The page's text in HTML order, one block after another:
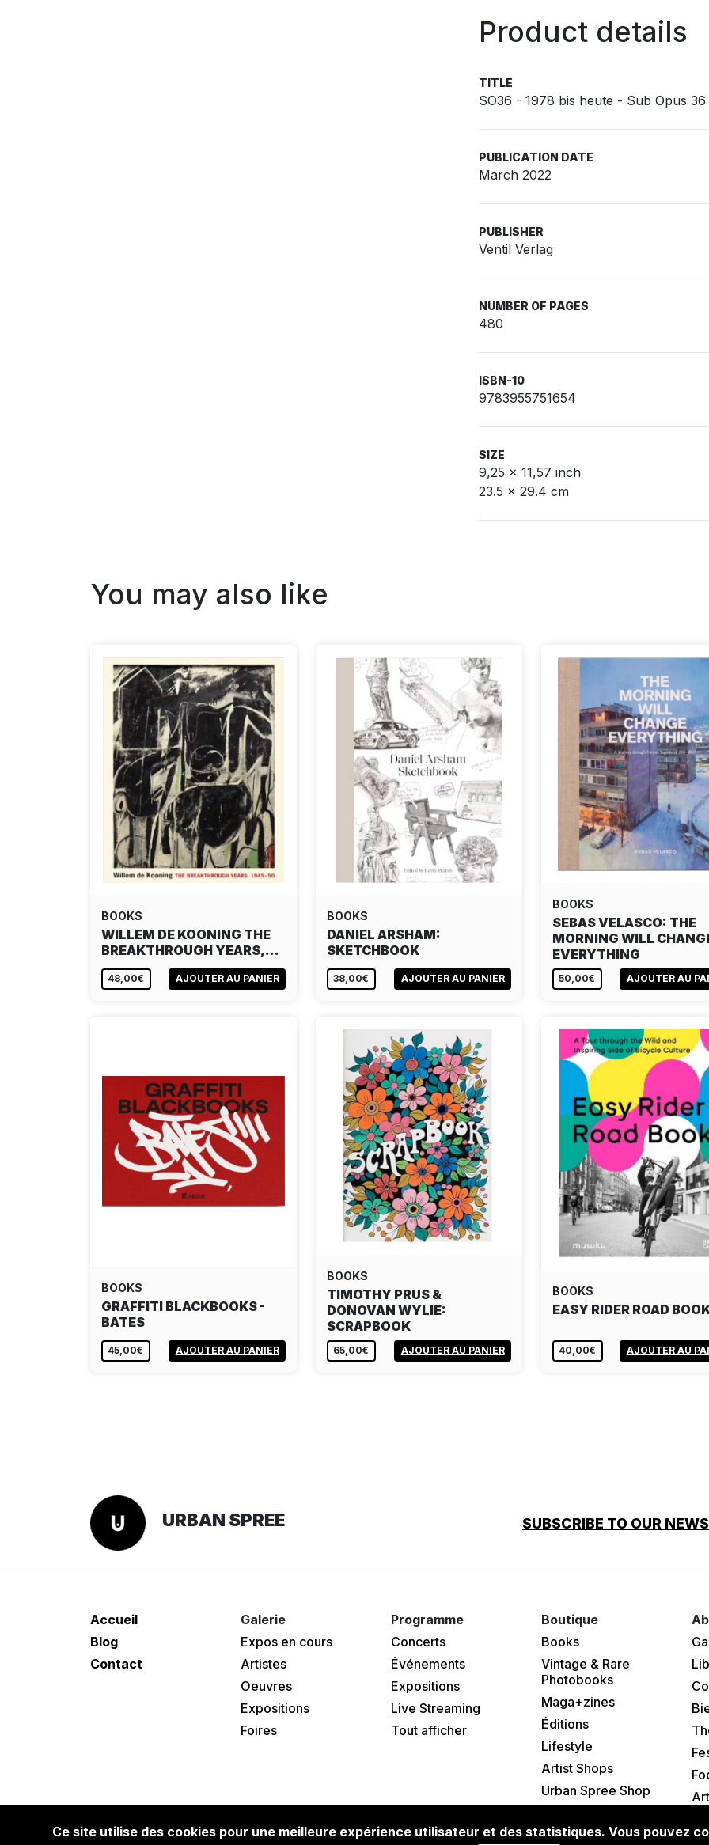
Product details
TITLE
SO36 - 1978 bis heute - Sub Opus 36
PUBLICATION DATE
March 2022
PUBLISHER
Ventil Verlag
NUMBER OF PAGES
480
ISBN-10
9783955751654
SIZE
9,25 x 11,57 inch
23.5 x 29.4 cm
You may also like
BOOKS
WILLEM DE KOONING THE
BREAKTHROUGH YEARS,…
48,00€ AJOUTER AU PANIER
BOOKS
DANIEL ARSHAM:
SKETCHBOOK
38,00€ AJOUTER AU PANIER
BOOKS
SEBAS VELASCO: THE
MORNING WILL
EVERYTHING
50,00€ AJOUTER AU
BOOKS
GRAFFITI BLACKBOOKS -
BATES
45,00€ AJOUTER AU PANIER
BOOKS
TIMOTHY PRUS &
DONOVAN WYLIE:
SCRAPBOOK
65,00€ AJOUTER AU PANIER
BOOKS
EASY RIDER ROAD
40,00€ AJOUTER AU
URBAN SPREE SUBSCRIBE TO OUR
Accueil
Blog
Contact
Galerie
Expos en cours
Artistes
Oeuvres
Expositions
Foires
Programme
Concerts
Événements
Expositions
Live Streaming
Tout afficher
Boutique
Books
Vintage & Rare
Photobooks
Maga+zines
Éditions
Lifestyle
Artist Shops
Urban Spree Shop
Ce site utilise des cookies pour une meilleure expérience utilisateur et des statistiques. Vous pouvez